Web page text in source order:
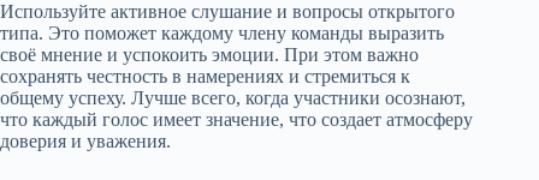
Используйте активное слушание и вопросы открытого
типа. Это поможет каждому члену команды выразить
своё мнение и успокоить эмоции. При этом важно
сохранять честность в намерениях и стремиться к
общему успеху. Лучше всего, когда участники осознают,
что каждый голос имеет значение, что создает атмосферу
доверия и уважения.